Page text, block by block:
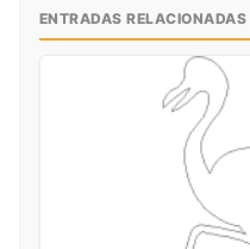
ENTRADAS RELACIONADAS